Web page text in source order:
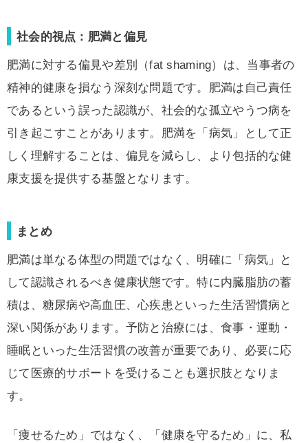
社会的視点：肥満と偏見
肥満に対する偏見や差別（fat shaming）は、当事者の
精神的健康を損なう深刻な問題です。肥満は自己責任
であるという誤った認識が、社会的な孤立やうつ病を
引き起こすことがあります。肥満を「病気」として正
しく理解することは、偏見を減らし、より包括的な健
康支援を提供する基盤となります。
まとめ
肥満は単なる体型の問題ではなく、明確に「病気」と
して認識されるべき健康状態です。特に内臓脂肪の蓄
積は、糖尿病や高血圧、心疾患といった生活習慣病と
深い関係があります。予防と治療には、食事・運動・
睡眠といった生活習慣の改善が重要であり、必要に応
じて医療的サポートを受けることも選択肢となりま
す。
「痩せるため」ではなく、「健康を守るため」に、私